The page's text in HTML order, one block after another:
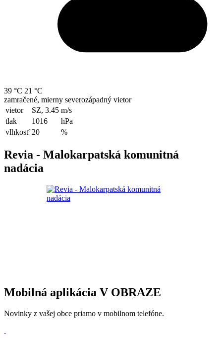
39 °C 21 °C
zamračené, mierny severozápadný vietor
vietor
SZ, 3.45 m/s
tlak
1016
hPa
vlhkosť 20 %
Revia - Malokarpatská komunitná
nadácia
Mobilná aplikácia V OBRAZE
Novinky z vašej obce priamo v mobilnom telefóne.